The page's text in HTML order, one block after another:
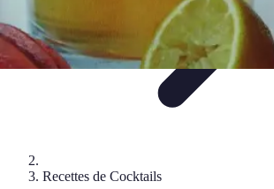
Recettes de Cocktails